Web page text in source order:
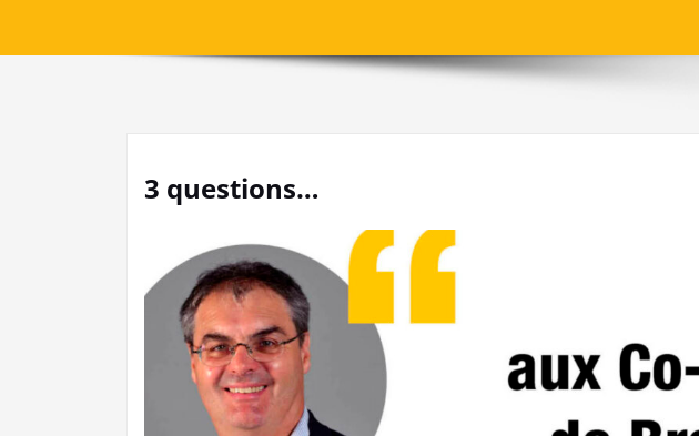
3 questions…